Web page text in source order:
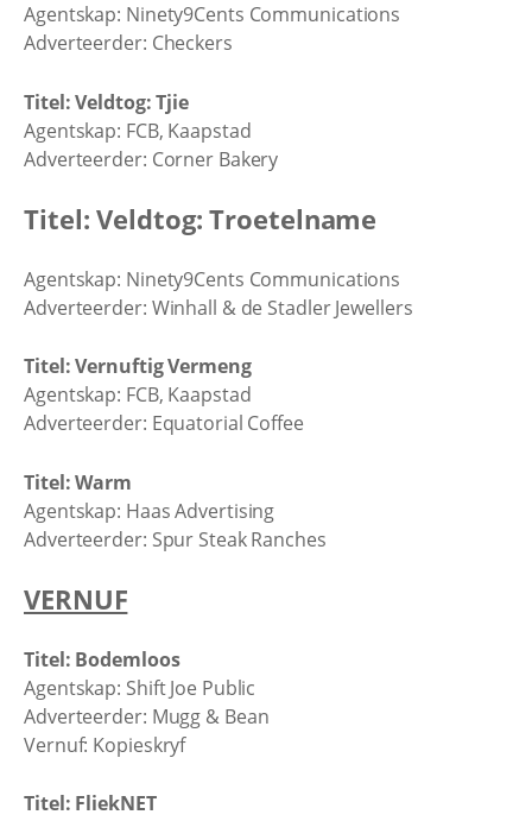
Agentskap: Ninety9Cents Communications
Adverteerder: Checkers
Titel: Veldtog: Tjie
Agentskap: FCB, Kaapstad
Adverteerder: Corner Bakery
Titel: Veldtog: Troetelname
Agentskap: Ninety9Cents Communications
Adverteerder: Winhall & de Stadler Jewellers
Titel: Vernuftig Vermeng
Agentskap: FCB, Kaapstad
Adverteerder: Equatorial Coffee
Titel: Warm
Agentskap: Haas Advertising
Adverteerder: Spur Steak Ranches
VERNUF
Titel: Bodemloos
Agentskap: Shift Joe Public
Adverteerder: Mugg & Bean
Vernuf: Kopieskryf
Titel: FliekNET